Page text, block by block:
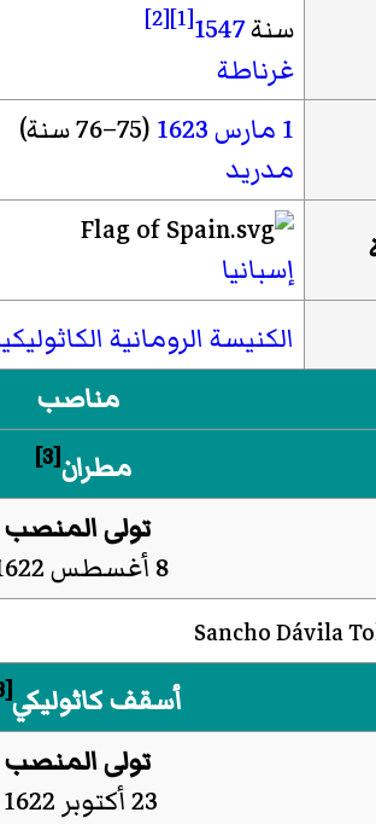
سنة1547
[1]
[2]
غرناطة
1 مارس 1623 (75–76 سنة)
مدريد
إسبانيا
الكنيسة الرومانية
مناصب
مطران[3]
تولى المنصب
8 أغسطس 1622
Sancho Dávila
أسقف كاثوليكي[3]
تولى المنصب
23 أكتوبر 1622